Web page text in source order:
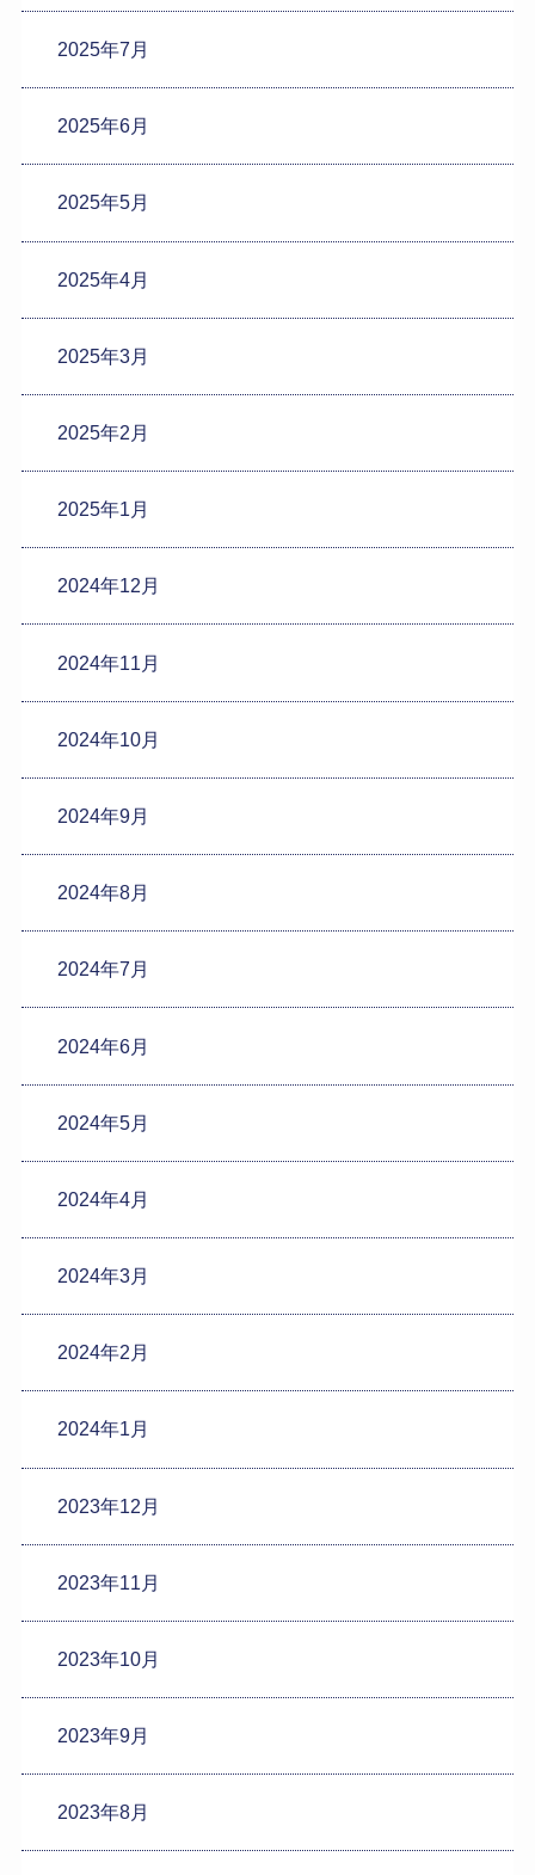
2025年7月
2025年6月
2025年5月
2025年4月
2025年3月
2025年2月
2025年1月
2024年12月
2024年11月
2024年10月
2024年9月
2024年8月
2024年7月
2024年6月
2024年5月
2024年4月
2024年3月
2024年2月
2024年1月
2023年12月
2023年11月
2023年10月
2023年9月
2023年8月